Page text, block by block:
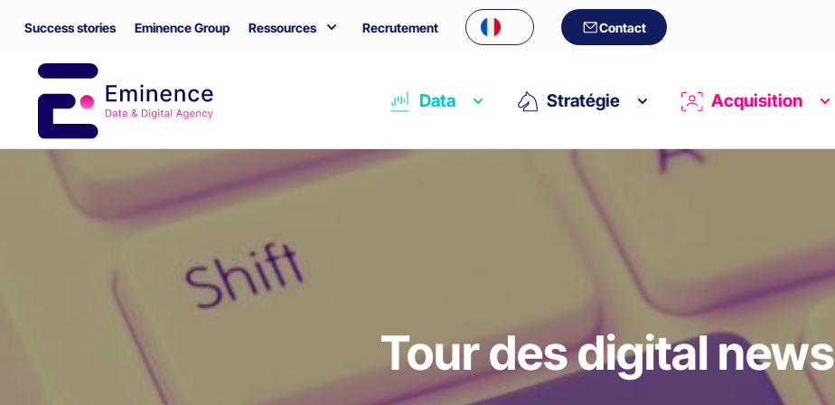
Success stories Eminence Group Ressources Recrutement Contact
Data Stratégie Acquisition
Tour des digital news